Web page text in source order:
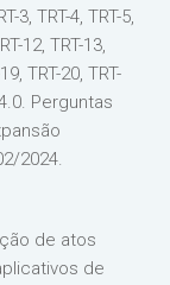
3, TRT-4, TRT-5,
12, TRT-13,
TRT-20, TRT-
Perguntas
2024.
de atos
de